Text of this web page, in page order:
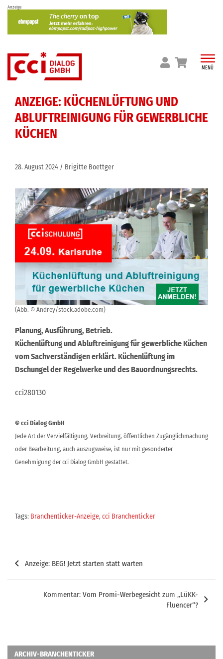
Skip
content
Anzeige
MENÜ
ANZEIGE: KÜCHENLÜFTUNG UND
ABLUFTREINIGUNG FÜR GEWERBLICHE
KÜCHEN
28. August 2024 Brigitte Boettger
(Abb. © Andrey/stock.adobe.com)
Planung, Ausführung, Betrieb.
Küchenlüftung und Abluftreinigung für gewerbliche Küchen
vom Sachverständigen erklärt. Küchenlüftung im
Dschungel der Regelwerke und des Bauordnungsrechts.
cci280130
© cci Dialog GmbH
Jede Art der Vervielfältigung, Verbreitung, öffentlichen Zugänglichmachung
oder Bearbeitung, auch auszugsweise, ist nur mit gesonderter
Genehmigung der cci Dialog GmbH gestattet.
Tags: Branchenticker-Anzeige,cci Branchenticker
Beitragsnavigation
Anzeige: BEG! Jetzt starten statt warten
Kommentar: Vom Promi-Werbegesicht zum „LüKK-
Fluencer“?
ARCHIV-BRANCHENTICKER